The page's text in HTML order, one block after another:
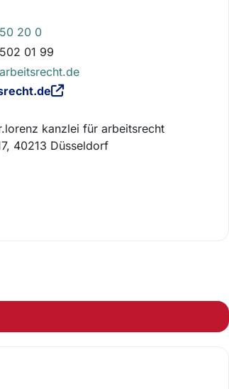
20 0
01 99
kanzlei für arbeitsrecht
40213 Düsseldorf